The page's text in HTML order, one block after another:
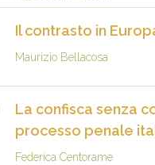
Il contrasto in
Maurizio Bellacosa
La confisca senza
processo penale
Federica Centorame